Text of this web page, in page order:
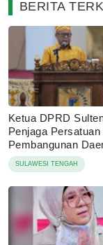
BERITA
Ketua DPRD
Penjaga Persatuan
Pembangunan
SULAWESI TENGAH